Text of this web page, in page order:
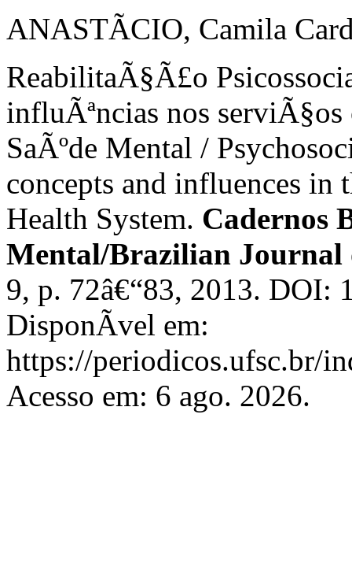
ANASTÃCIO, Camila
ReabilitaÃ§Ã£o
influÃªncias nos
SaÃºde Mental /
concepts and influences in
Health System. Cadernos
Mental/Brazilian Journal
9, p. 72â€“83, 2013. DOI:
DisponÃ­vel em:
https://periodicos.ufsc.br/
Acesso em: 6 ago. 2026.